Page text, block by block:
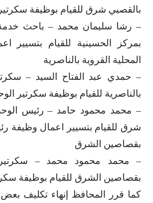
بالقصبي شرق للقيام بوظيفة
– رشا سليمان محمد – باحث خدمة
بمركز الحسينية للقيام بتسيير
المحلية القروية بالناصرية
– حمدي عبد الفتاح السيد –
بالناصرية للقيام بوظيفة سكرتير
– محمد محمود حامد – رئيس الوحدة
شرق للقيام بتسيير اعمال وظيفة
بقصاصين الشرق
– محمد محمود محمد – سكرتير
بقصاصين الشرق للقيام بوظيفة
كما قرر المحافظ إنهاء تكليف